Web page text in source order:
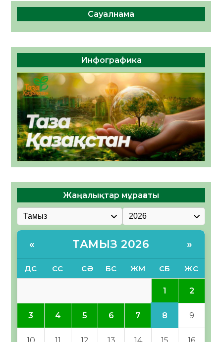
Сауалнама
Инфографика
Жаңалықтар мұрағаты
« ТАМЫЗ 2026 »
ДС СС СӘ БС ЖМ СБ ЖС
1 2
3 4 5 6 7 8 9